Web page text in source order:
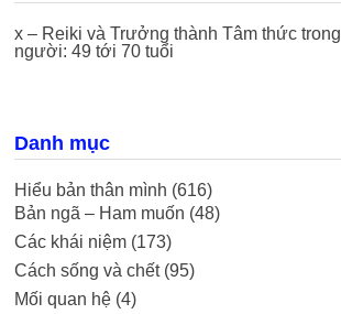
x – Reiki và Trưởng thành Tâm thứctrong
người: 49 tới 70 tuổi
Danh mục
Hiểu bản thân mình (616)
Bản ngã – Ham muốn (48)
Các khái niệm(173)
Cách sống và chết(95)
Mối quan hệ(4)